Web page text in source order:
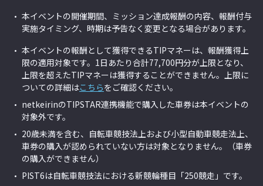
本イベントの開催期間、ミッション達成報酬の内容、報酬付与
実施タイミング、時期は予告なく変更となる場合があります。
本イベントの報酬として獲得できるTIPマネーは、報酬獲得上
限の適用対象です。1日あたり合計77,700円分が上限となり、
上限を超えたTIPマネーは獲得することができません。上限に
ついての詳細はこちらをご確認ください。
netkeirinのTIPSTAR連携機能で購入した車券は本イベントの
対象外です。
20歳未満を含む、自転車競技法上および小型自動車競走法上、
車券の購入が認められていない方は対象となりません。（車券
の購入ができません）
PIST6は自転車競技法における新競輪種目「250競走」です。